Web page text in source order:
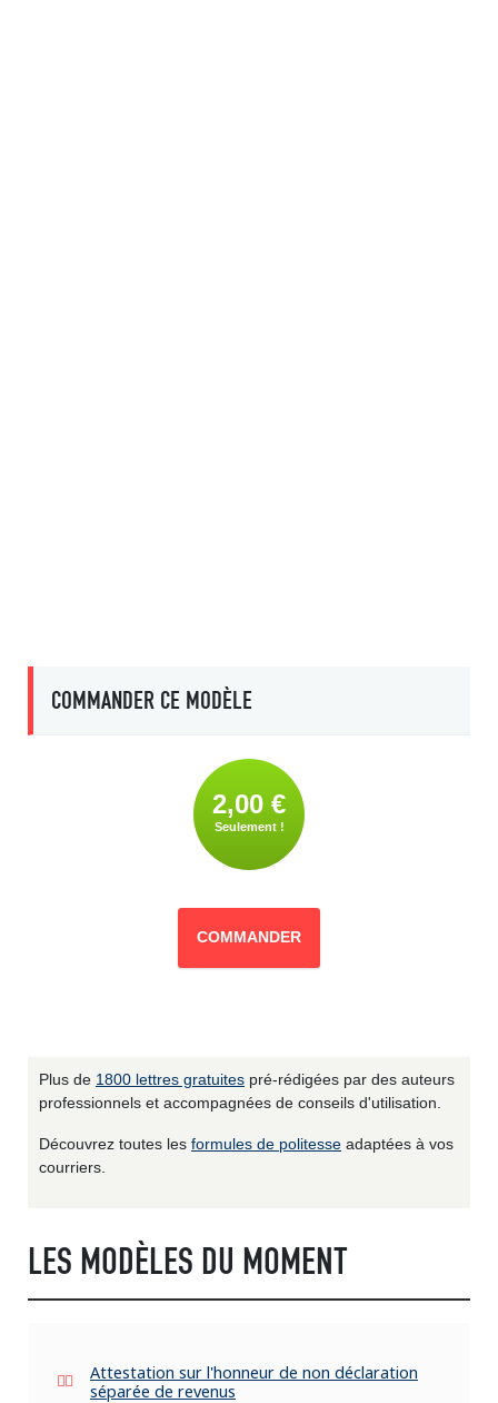
COMMANDER CE MODÈLE
2,00 €
Seulement !
COMMANDER
Plus de 1800 lettres gratuites pré-rédigées par des auteurs
professionnels et accompagnées de conseils d'utilisation.
Découvrez toutes les formules de politesse adaptées à vos
courriers.
LES MODÈLES DU MOMENT
Attestation sur l'honneur de non déclaration
séparée de revenus